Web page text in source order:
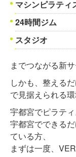
マシンピラティ
24時間ジム
スタジオ
までつながる新サ
しかも、整える
で見据えられる環
宇都宮でピラティ
宇都宮でできる
ている方、
まずは一度、